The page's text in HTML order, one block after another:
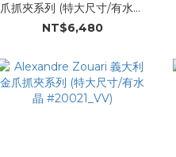
爪抓夾系列 (特大尺寸/有水晶
#20021_LL)
NT$6,480